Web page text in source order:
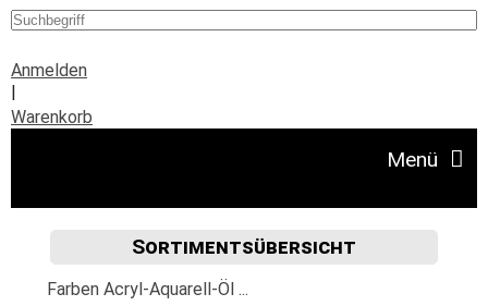
Anmelden
|
Warenkorb
Menü
Sortimentsübersicht
Farben Acryl-Aquarell-Öl ...